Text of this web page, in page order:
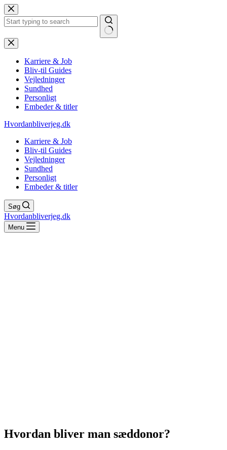
Fortsæt
til
indhold
Ingen
resultater
Karriere & Job
Bliv-til Guides
Vejledninger
Sundhed
Personligt
Embeder & titler
Hvordanbliverjeg.dk
Karriere & Job
Bliv-til Guides
Vejledninger
Sundhed
Personligt
Embeder & titler
Søg
Hvordanbliverjeg.dk
Menu
Hvordan bliver man sæddonor?